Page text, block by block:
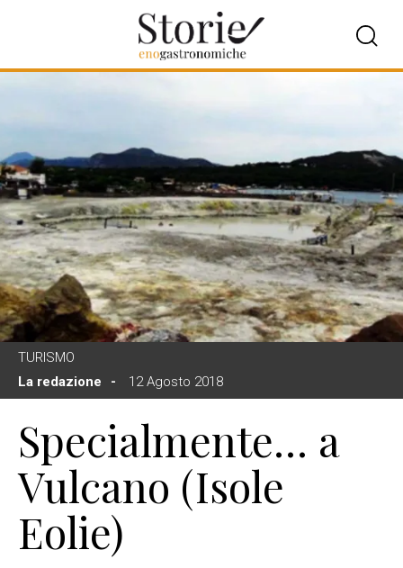
TURISMO
La redazione
12 Agosto 2018
Specialmente… a
Vulcano (Isole
Eolie)